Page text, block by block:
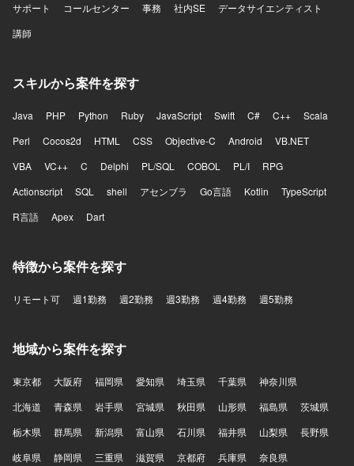
サポート
コールセンター 事務 社内SE
データサイエンティスト
講師
スキルから案件を探す
Java PHP Python Ruby JavaScript Swift C# C++
Scala
Perl
Cocos2d HTML CSS Objective-C Android
VB.NET
VBA
VC++ C Delphi PL/SQL COBOL PL/I
RPG
Actionscript
SQL shell アセンブラ Go言語 Kotlin
TypeScript
R言語
Apex Dart
特徴から案件を探す
リモート可 週1勤務 週2勤務 週3勤務 週4勤務 週5勤務
地域から案件を探す
東京都 大阪府 福岡県 愛知県 埼玉県 千葉県
神奈川県
北海道
青森県 岩手県 宮城県 秋田県 山形県 福島県
茨城県
栃木県
群馬県 新潟県 富山県 石川県 福井県 山梨県
長野県
岐阜県
静岡県 三重県 滋賀県 京都府 兵庫県 奈良県